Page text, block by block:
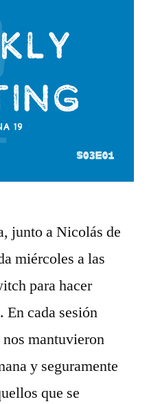
junto a Nicolás de
miércoles a las
para hacer
cada sesión
mantuvieron
y seguramente
que se